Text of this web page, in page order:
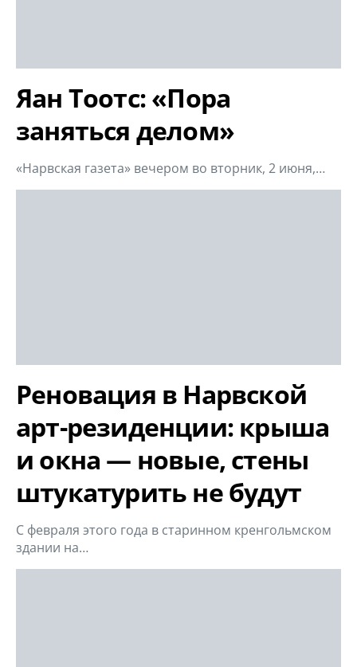
Яан Тоотс: «Пора
заняться делом»
«Нарвская газета» вечером во вторник, 2 июня,…
Реновация в Нарвской
арт-резиденции: крыша
и окна — новые, стены
штукатурить не будут
С февраля этого года в старинном кренгольмском
здании на…